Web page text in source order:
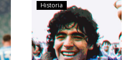
Historia